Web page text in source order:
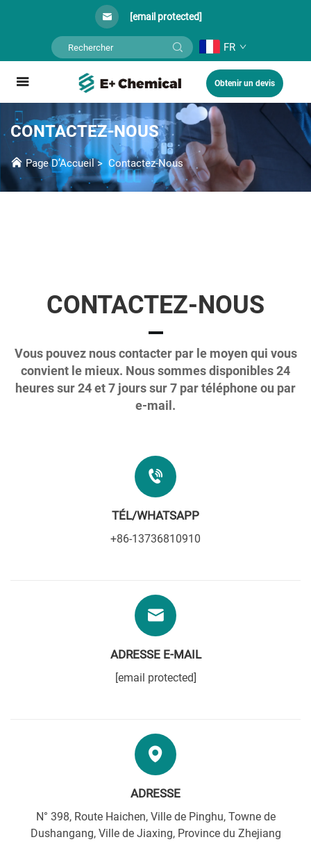
[email protected]
FR
Obtenir un devis
CONTACTEZ-NOUS
Page D’Accueil>Contactez-Nous
CONTACTEZ-NOUS
Vous pouvez nous contacter par le moyen qui vous
convient le mieux. Nous sommes disponibles 24
heures sur 24 et 7 jours sur 7 par téléphone ou par
e-mail.
TÉL/WHATSAPP
+86-13736810910
ADRESSE E-MAIL
[email protected]
ADRESSE
N° 398, Route Haichen, Ville de Pinghu, Towne de
Dushangang, Ville de Jiaxing, Province du Zhejiang